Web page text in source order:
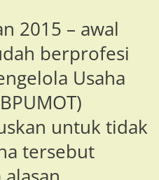
2015 – awal
berprofesi
Usaha
untuk tidak
tersebut